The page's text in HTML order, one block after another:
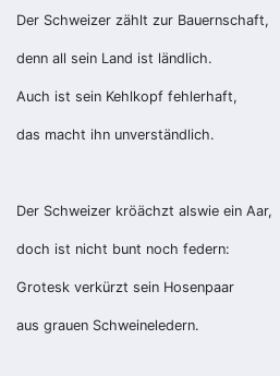
Der Schweizer zählt zur Bauernschaft,
denn all sein Land ist ländlich.
Auch ist sein Kehlkopf fehlerhaft,
das macht ihn unverständlich.
Der Schweizer kröächzt alswie ein Aar,
doch ist nicht bunt noch federn:
Grotesk verkürzt sein Hosenpaar
aus grauen Schweineledern.